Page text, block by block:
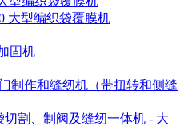
大型编织袋覆膜机
固机
制作和缝纫机（带扭转和侧缝
切割、制阀及缝纫一体机 - 大